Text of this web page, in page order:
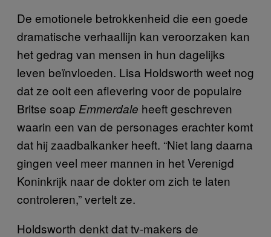
De emotionele betrokkenheid die een goede
dramatische verhaallijn kan veroorzaken kan
het gedrag van mensen in hun dagelijks
leven beïnvloeden. Lisa Holdsworth weet nog
dat ze ooit een aflevering voor de populaire
Britse soap Emmerdale heeft geschreven
waarin een van de personages erachter komt
dat hij zaadbalkanker heeft. “Niet lang daarna
gingen veel meer mannen in het Verenigd
Koninkrijk naar de dokter om zich te laten
controleren,” vertelt ze.
Holdsworth denkt dat tv-makers de